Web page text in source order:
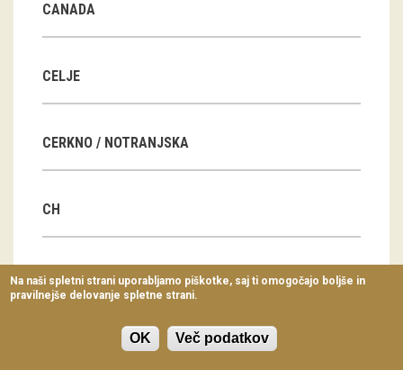
Arhiv razstav
dogodki
Predavanja
Delavnice
Vodeni ogledi
CANADA
CELJE
CERKNO / NOTRANJSKA
CH
CN
Na naši spletni strani uporabljamo piškotke, saj ti omogočajo boljše in
pravilnejše delovanje spletne strani.
OK Več podatkov